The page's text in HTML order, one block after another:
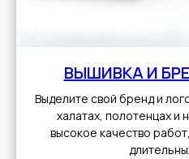
ВЫШИВКА И
Выделите свой бренд и
халатах, полотенцах и
высокое качество